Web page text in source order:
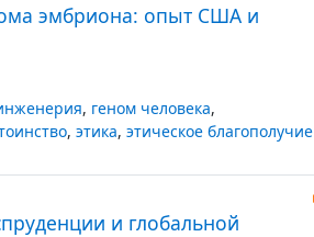
эмбриона: опыт США и
, геном человека,
, этика, этическое благополучие
и глобальной